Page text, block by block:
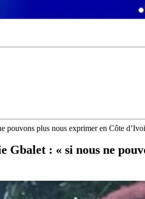
plus nous exprimer en Côte
: « si nous ne